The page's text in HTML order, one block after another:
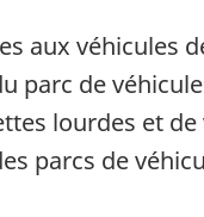
aux véhicules
parc de
lourdes et
parcs de